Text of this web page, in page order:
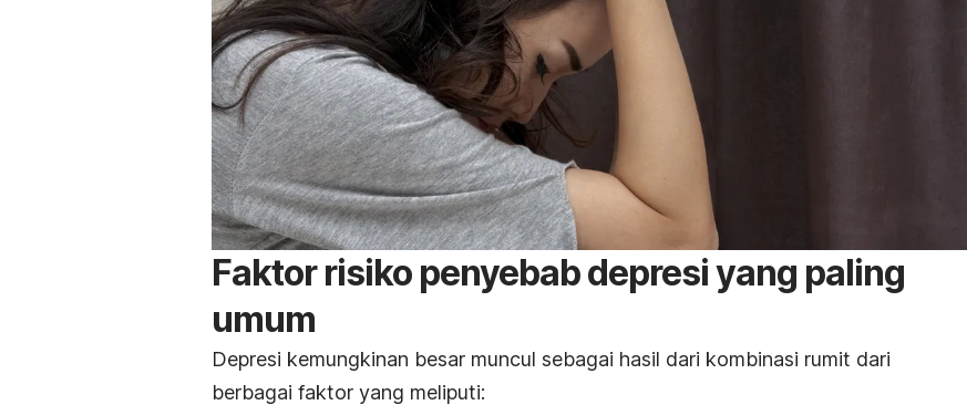
Faktor risiko penyebab depresi yang paling
umum
Depresi kemungkinan besar muncul sebagai hasil dari kombinasi rumit dari
berbagai faktor yang meliputi: